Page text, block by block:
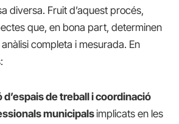
diversa. Fruit d’aquest procés,
que, en bona part, determinen
anàlisi completa i mesurada. En
de treball i coordinació
municipalsimplicats en les